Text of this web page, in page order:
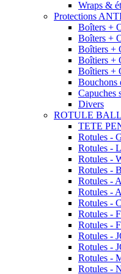
Wraps &
Protections
Boîters +
Boîters +
Boîtiers +
Boîtiers +
Boîtiers +
Bouchons
Capuches
Divers
ROTULE
TETE
Rotules -
Rotules -
Rotules -
Rotules -
Rotules -
Rotules -
Rotules -
Rotules -
Rotules -
Rotules -
Rotules -
Rotules -
Rotules -